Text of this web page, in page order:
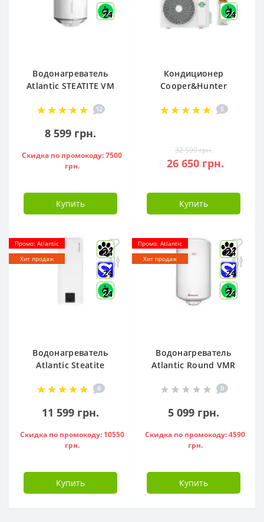
24
Водонагреватель
Atlantic STEATITE VM
851188
12
8 599 грн.
Скидка по промокоду: 7500
грн.
Купить
24
Кондиционер
Cooper&Hunter
S12FTXLA2-NG (WI-
5
32 599 грн.
26 650 грн.
Купить
Промо: Atlantic
Хит продаж
24
24
24
Водонагреватель
Atlantic Steatite
1500W, - 841286
6
11 599 грн.
Скидка по промокоду: 10550
грн.
Купить
Промо: Atlantic
Хит продаж
24
24
24
Водонагреватель
Atlantic Round VMR
951136
0
5 099 грн.
Скидка по промокоду: 4590
грн.
Купить